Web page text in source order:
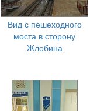
Вид с пешеходного
моста в сторону
Жлобина